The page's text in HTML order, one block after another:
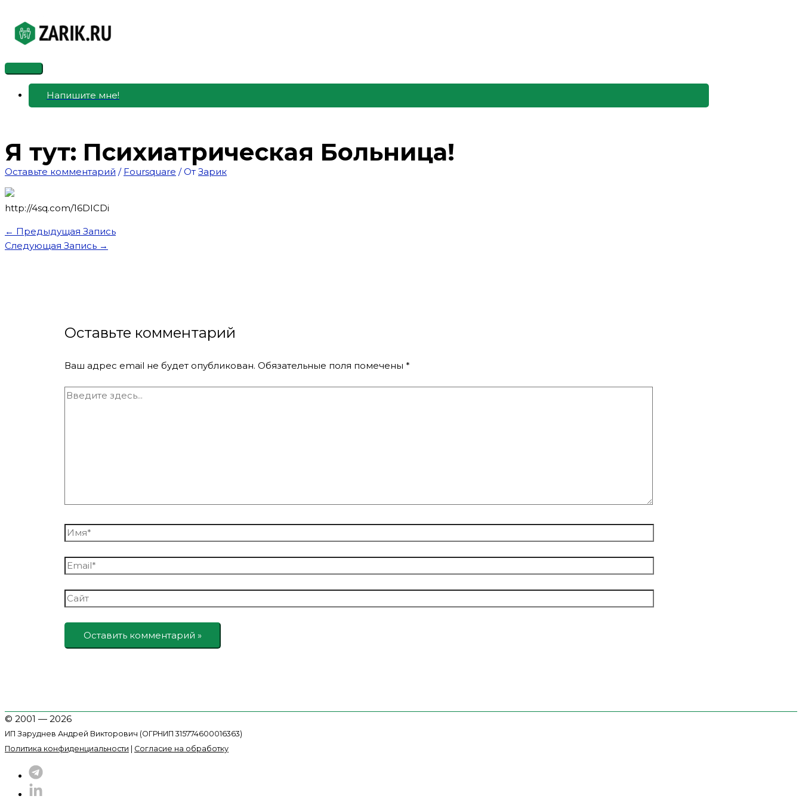
содержимому
Главное
меню
Напишите мне!
Я тут: Психиатрическая Больница!
Оставьте комментарий / Foursquare / От Зарик
http://4sq.com/16DICDi
← Предыдущая Запись
Следующая Запись →
Оставьте комментарий
Ваш адрес email не будет опубликован. Обязательные поля помечены*
Введите
Имя*
Email*
Сайт
© 2001 — 2026
ИП Заруднев Андрей Викторович (ОГРНИП 315774600016363)
Политика конфиденциальности
Согласие на обработку